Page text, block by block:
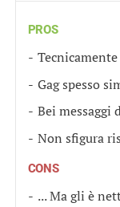
PROS
Gag spesso
Bei messaggi
Non sfigura
CONS
... Ma gli è